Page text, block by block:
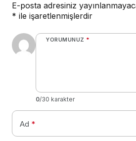
E-posta adresiniz
* ile işaretlenmişlerdir
YORUMUNUZ *
0/30 karakter
Ad *